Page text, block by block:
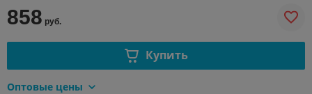
858 руб.
Купить
Оптовые цены